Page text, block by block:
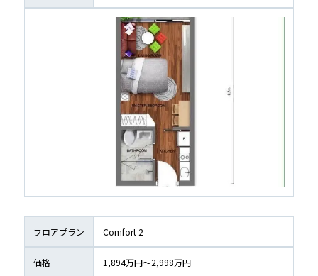
フロアプラン Comfort 2
価格 1,894万円〜2,998万円